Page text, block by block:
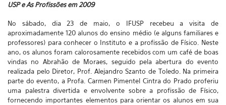
USP e As Profissões em 2009
No sábado, dia 23 de maio, o IFUSP recebeu a visita de
aproximadamente 120 alunos do ensino médio (e alguns familiares e
professores) para conhecer o Instituto e a profissão de Físico. Neste
ano, os alunos foram calorosamente recebidos com um café de boas
vindas no Abrahão de Moraes, seguido pela abertura do evento
realizada pelo Diretor, Prof. Alejandro Szanto de Toledo. Na primeira
parte do evento, a Profa. Carmen Pimentel Cintra do Prado proferiu
uma palestra divertida e envolvente sobre a profissão de Físico,
fornecendo importantes elementos para orientar os alunos em sua